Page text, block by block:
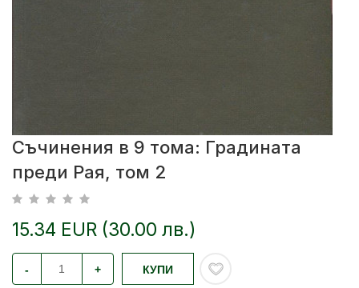
Съчинения в 9 тома: Градината
преди Рая, том 2
15.34 EUR (30.00 лв.)
- + КУПИ